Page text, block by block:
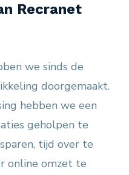
Recranet
we sinds de
doorgemaakt.
hebben we een
geholpen te
tijd over te
online omzet te